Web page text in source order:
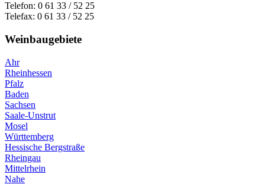
Telefon: 0 61 33 / 52 25
Telefax: 0 61 33 / 52 25
Weinbaugebiete
Ahr
Rheinhessen
Pfalz
Baden
Sachsen
Saale-Unstrut
Mosel
Württemberg
Hessische Bergstraße
Rheingau
Mittelrhein
Nahe